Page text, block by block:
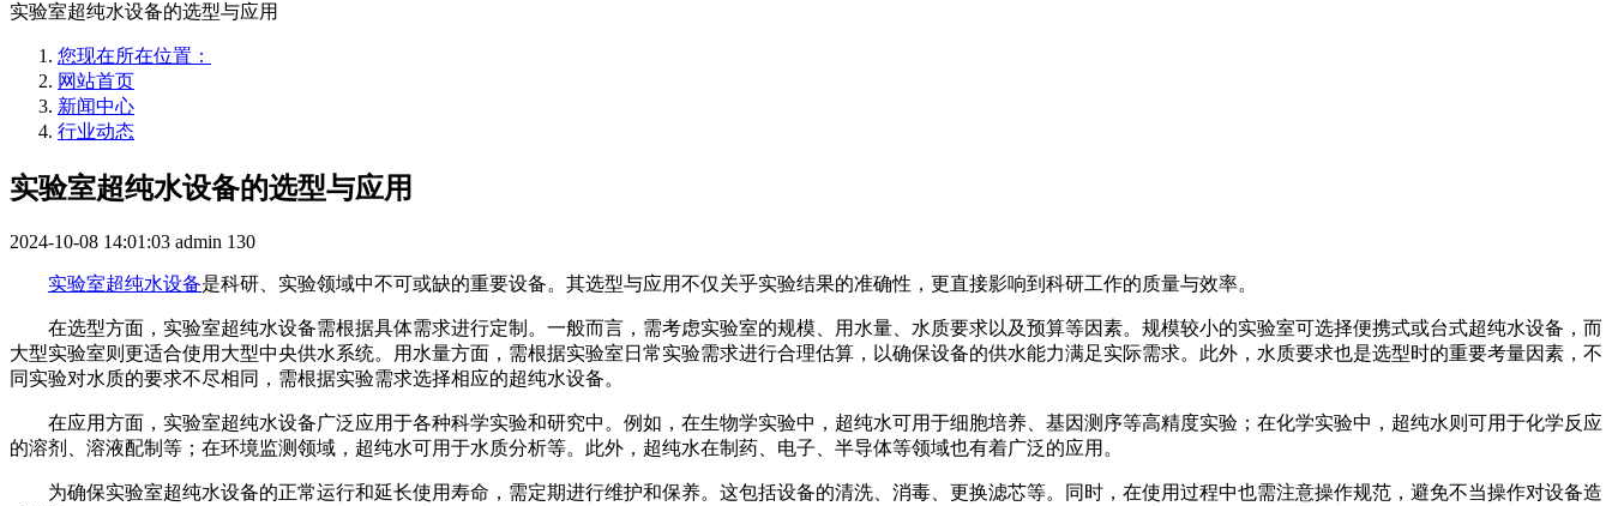
实验室超纯水设备的选型与应用
您现在所在位置：
网站首页
新闻中心
行业动态
实验室超纯水设备的选型与应用
2024-10-08 14:01:03 admin 130
实验室超纯水设备是科研、实验领域中不可或缺的重要设备。其选型与应用不仅关乎实验结果的准确性，更直接影响到科研工作的质量与效率。
在选型方面，实验室超纯水设备需根据具体需求进行定制。一般而言，需考虑实验室的规模、用水量、水质要求以及预算等因素。规模较小的实验室可选择便携式或台式超纯水设备，而
大型实验室则更适合使用大型中央供水系统。用水量方面，需根据实验室日常实验需求进行合理估算，以确保设备的供水能力满足实际需求。此外，水质要求也是选型时的重要考量因素，不
同实验对水质的要求不尽相同，需根据实验需求选择相应的超纯水设备。
在应用方面，实验室超纯水设备广泛应用于各种科学实验和研究中。例如，在生物学实验中，超纯水可用于细胞培养、基因测序等高精度实验；在化学实验中，超纯水则可用于化学反应
的溶剂、溶液配制等；在环境监测领域，超纯水可用于水质分析等。此外，超纯水在制药、电子、半导体等领域也有着广泛的应用。
为确保实验室超纯水设备的正常运行和延长使用寿命，需定期进行维护和保养。这包括设备的清洗、消毒、更换滤芯等。同时，在使用过程中也需注意操作规范，避免不当操作对设备造